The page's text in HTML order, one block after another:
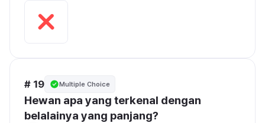
# 19 Multiple Choice
Hewan apa yang terkenal dengan
belalainya yang panjang?